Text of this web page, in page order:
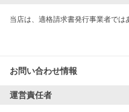
当店は、適格請求書発行事業者では
お問い合わせ情報
運営責任者